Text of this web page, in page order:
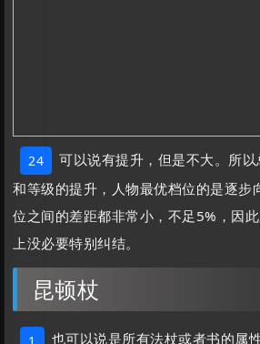
24
可以说有提升，但是不大。所
和等级的提升，人物最优档位的是逐步
位之间的差距都非常小，不足5%，因
上没必要特别纠结。
昆顿杖
也可以说是所有法杖或者书的属